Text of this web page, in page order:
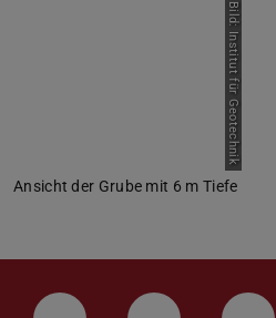
Bild: Institut für Geotechnik
Ansicht der Grube mit 6 m Tiefe